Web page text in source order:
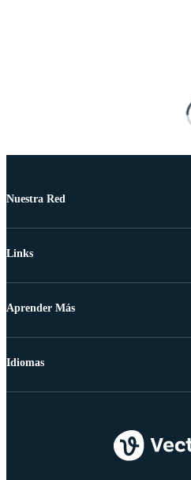
Nuestra Red
Links
Aprender Más
Idiomas